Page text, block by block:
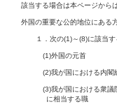
該当する場合は本ページから
外国の重要な公的地位にある
１．次の(1)～(8)に該当す
(1)外国の元首
(2)我が国における内閣
(3)我が国における衆議
に相当する職